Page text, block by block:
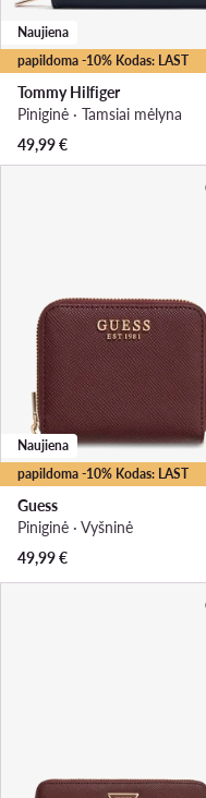
papildoma -10% Kodas: LAST
Naujiena
Tommy Hilfiger
Piniginė · Tamsiai mėlyna
49,99€
papildoma -10% Kodas: LAST
Naujiena
Guess
Piniginė · Vyšninė
49,99€